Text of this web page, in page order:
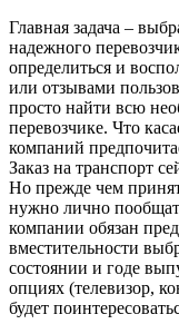
Главная задача –
надежного
определиться и
или отзывами
просто найти всю
перевозчике. Что
компаний
Заказ на транспорт
Но прежде чем
нужно лично
компании обязан
вместительности
состоянии и годе
опциях (телевизор,
будет